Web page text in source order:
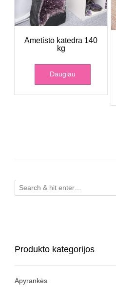
Ametisto katedra 140
kg
Daugiau
Produkto kategorijos
Apyrankės